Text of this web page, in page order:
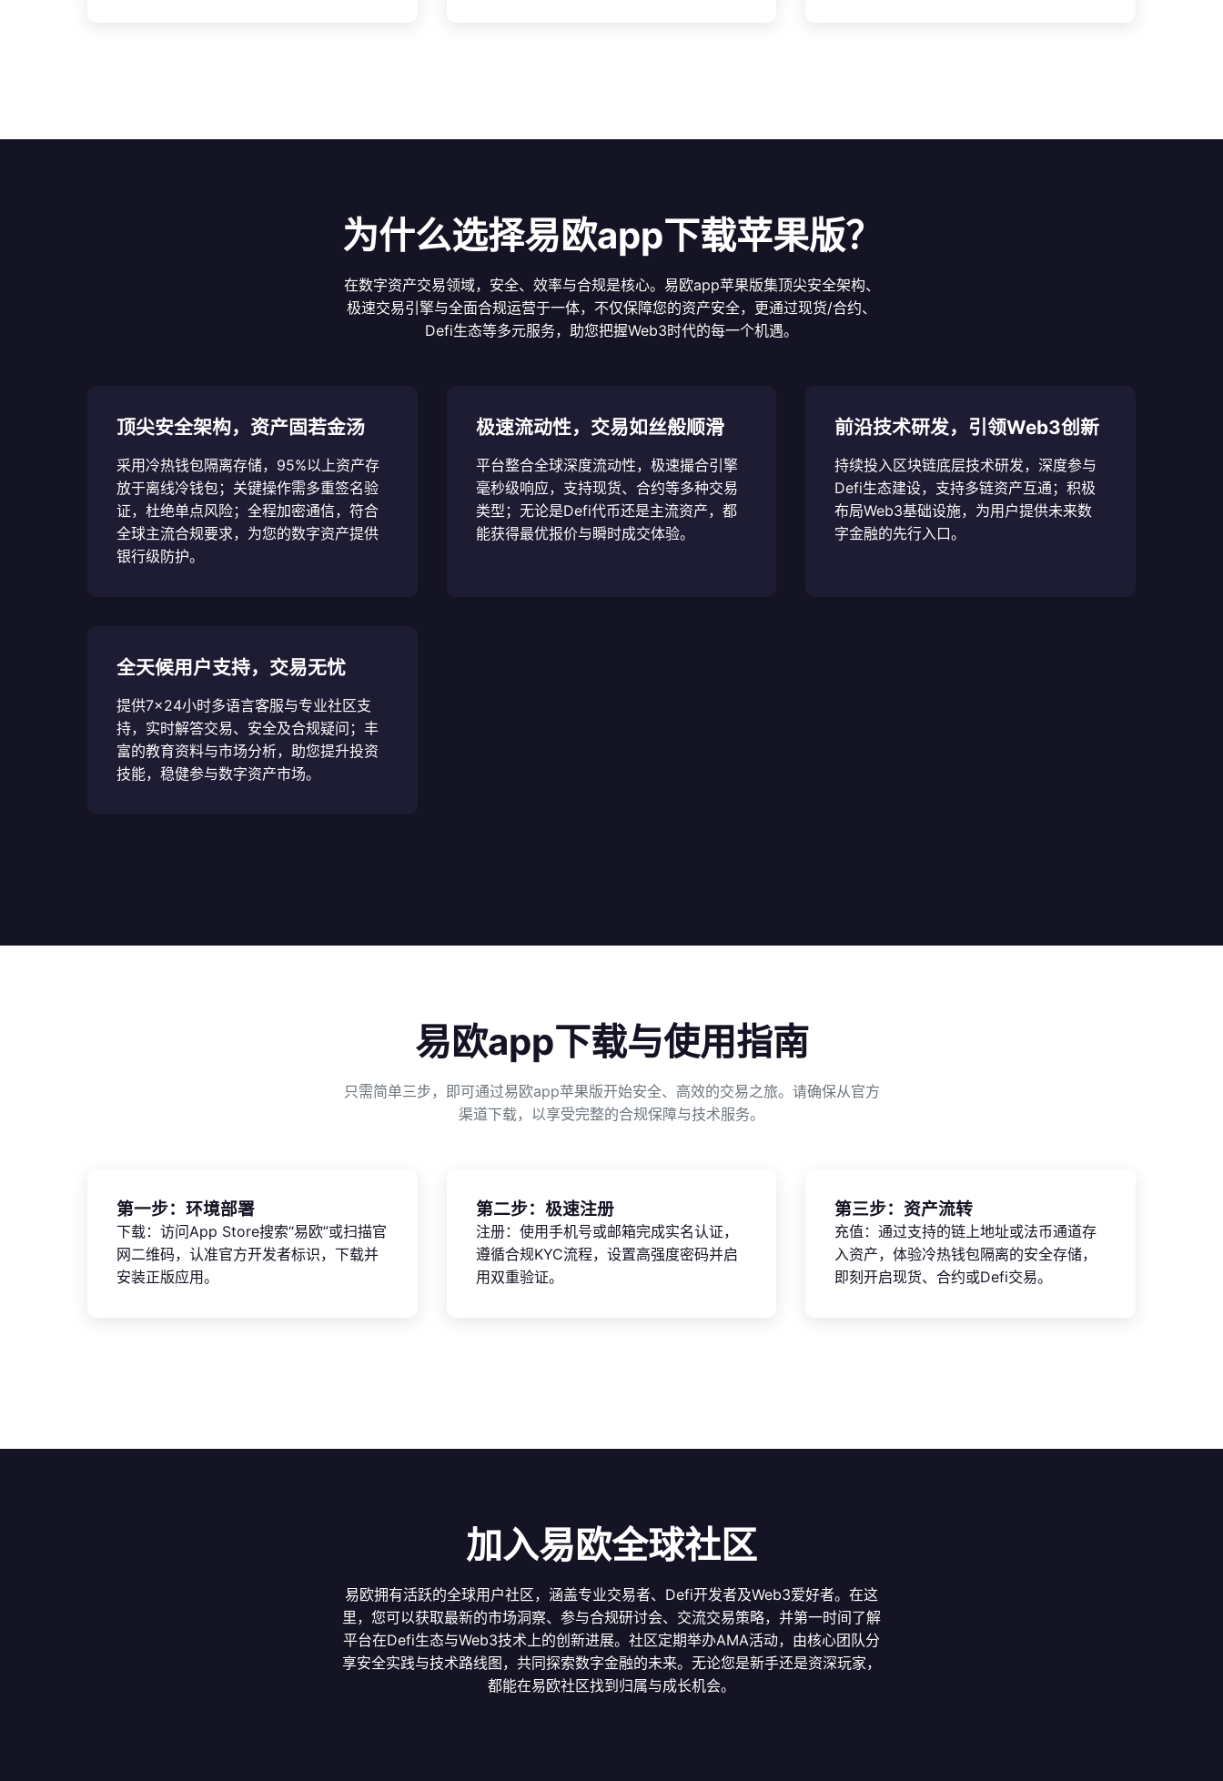
为什么选择易欧app下载苹果版？
在数字资产交易领域，安全、效率与合规是核心。易欧app苹果版集顶尖安全架构、
极速交易引擎与全面合规运营于一体，不仅保障您的资产安全，更通过现货/合约、
Defi生态等多元服务，助您把握Web3时代的每一个机遇。
顶尖安全架构，资产固若金汤
采用冷热钱包隔离存储，95%以上资产存
放于离线冷钱包；关键操作需多重签名验
证，杜绝单点风险；全程加密通信，符合
全球主流合规要求，为您的数字资产提供
银行级防护。
极速流动性，交易如丝般顺滑
平台整合全球深度流动性，极速撮合引擎
毫秒级响应，支持现货、合约等多种交易
类型；无论是Defi代币还是主流资产，都
能获得最优报价与瞬时成交体验。
前沿技术研发，引领Web3创新
持续投入区块链底层技术研发，深度参与
Defi生态建设，支持多链资产互通；积极
布局Web3基础设施，为用户提供未来数
字金融的先行入口。
全天候用户支持，交易无忧
提供7×24小时多语言客服与专业社区支
持，实时解答交易、安全及合规疑问；丰
富的教育资料与市场分析，助您提升投资
技能，稳健参与数字资产市场。
易欧app下载与使用指南
只需简单三步，即可通过易欧app苹果版开始安全、高效的交易之旅。请确保从官方
渠道下载，以享受完整的合规保障与技术服务。
第一步：环境部署
下载：访问App Store搜索“易欧”或扫描官
网二维码，认准官方开发者标识，下载并
安装正版应用。
第二步：极速注册
注册：使用手机号或邮箱完成实名认证，
遵循合规KYC流程，设置高强度密码并启
用双重验证。
第三步：资产流转
充值：通过支持的链上地址或法币通道存
入资产，体验冷热钱包隔离的安全存储，
即刻开启现货、合约或Defi交易。
加入易欧全球社区
易欧拥有活跃的全球用户社区，涵盖专业交易者、Defi开发者及Web3爱好者。在这
里，您可以获取最新的市场洞察、参与合规研讨会、交流交易策略，并第一时间了解
平台在Defi生态与Web3技术上的创新进展。社区定期举办AMA活动，由核心团队分
享安全实践与技术路线图，共同探索数字金融的未来。无论您是新手还是资深玩家，
都能在易欧社区找到归属与成长机会。